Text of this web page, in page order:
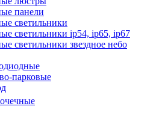
панели
светильники
светильники ip54, ip65, ip67
светильники звездное небо
парковые